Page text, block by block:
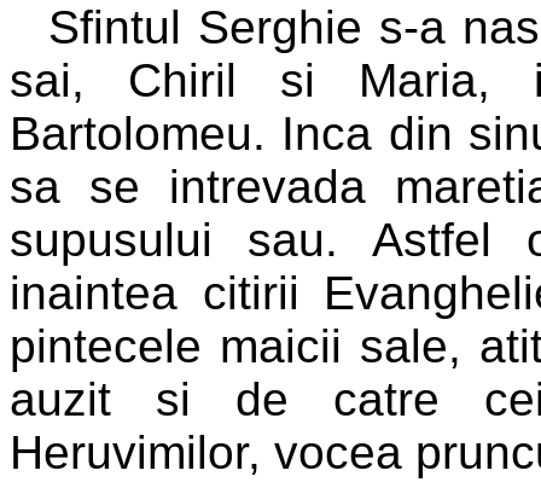
Sfintul Serghie s-a
sai, Chiril si Maria,
Bartolomeu. Inca din
sa se intrevada
supusului sau. Astfel
inaintea citirii
pintecele maicii sale,
auzit si de catre
Heruvimilor, vocea